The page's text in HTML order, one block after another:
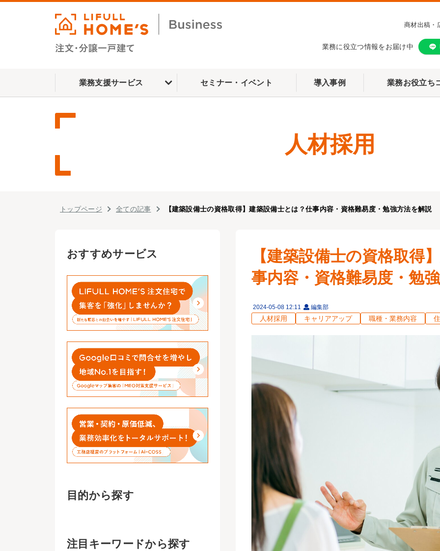
商材出稿・
業務に役立つ情報をお届け中
業務支援サービス セミナー・イベント 導入事例 業務お役立ち
人材採用
トップページ 全ての記事 【建築設備士の資格取得】建築設備士とは？仕事内容・資格難易度・勉強方法を解説
おすすめサービス
目的から探す
注目キーワードから探す
【建築設備士の資格取得
事内容・資格難易度・勉
2024-05-08 12:11 編集部
人材採用 キャリアアップ 職種・業務内容